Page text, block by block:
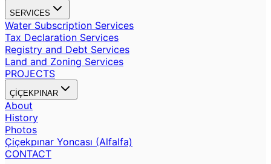
SERVICES
Water Subscription Services
Tax Declaration Services
Registry and Debt Services
Land and Zoning Services
PROJECTS
ÇİÇEKPINAR
About
History
Photos
Çiçekpınar Yoncası (Alfalfa)
CONTACT